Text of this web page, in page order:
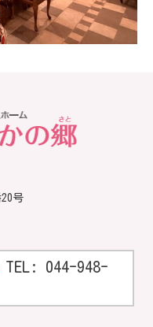
号
TEL: 044-948-